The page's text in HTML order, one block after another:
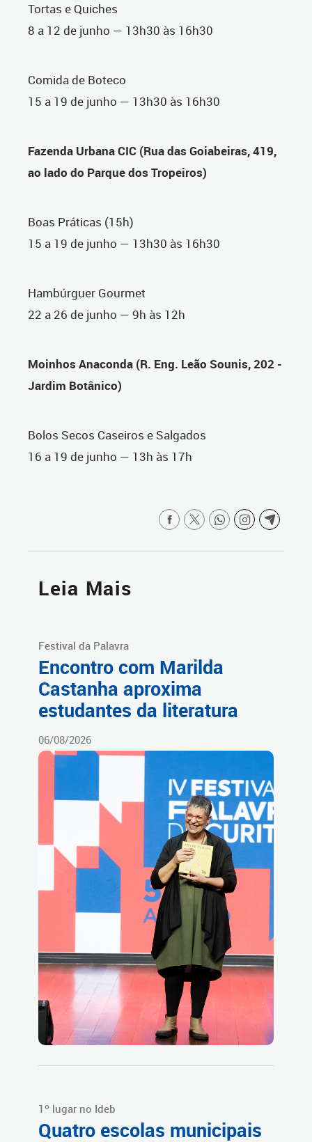
Tortas e Quiches
8 a 12 de junho — 13h30 às 16h30
Comida de Boteco
15 a 19 de junho — 13h30 às 16h30
Fazenda Urbana CIC (Rua das Goiabeiras, 419,
ao lado do Parque dos Tropeiros)
Boas Práticas (15h)
15 a 19 de junho — 13h30 às 16h30
Hambúrguer Gourmet
22 a 26 de junho — 9h às 12h
Moinhos Anaconda (R. Eng. Leão Sounis, 202 -
Jardim Botânico)
Bolos Secos Caseiros e Salgados
16 a 19 de junho — 13h às 17h
Leia Mais
Festival da Palavra
Encontro com Marilda
Castanha aproxima
estudantes da literatura
06/08/2026
1º lugar no Ideb
Quatro escolas municipais